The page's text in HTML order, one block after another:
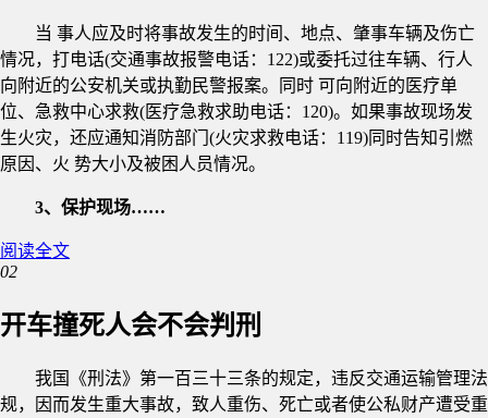
当 事人应及时将事故发生的时间、地点、肇事车辆及伤亡
情况，打电话(交通事故报警电话：122)或委托过往车辆、行人
向附近的公安机关或执勤民警报案。同时 可向附近的医疗单
位、急救中心求救(医疗急救求助电话：120)。如果事故现场发
生火灾，还应通知消防部门(火灾求救电话：119)同时告知引燃
原因、火 势大小及被困人员情况。
3、保护现场……
阅读全文
02
开车撞死人会不会判刑
我国《刑法》第一百三十三条的规定，违反交通运输管理法
规，因而发生重大事故，致人重伤、死亡或者使公私财产遭受重